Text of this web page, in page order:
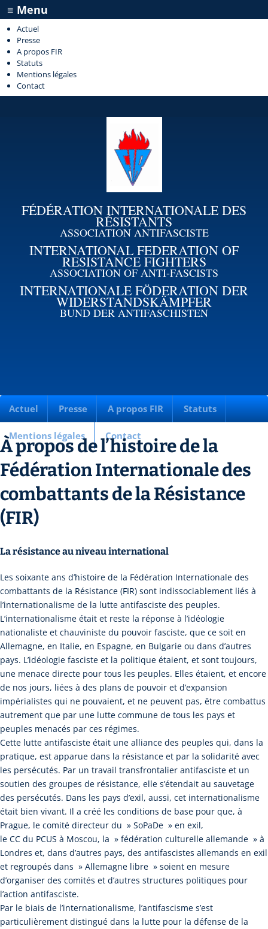
≡ Menu
Actuel
Presse
A propos FIR
Statuts
Mentions légales
Contact
FÉDÉRATION INTERNATIONALE DES
RÉSISTANTS
ASSOCIATION ANTIFASCISTE
INTERNATIONAL FEDERATION OF
RESISTANCE FIGHTERS
ASSOCIATION OF ANTI-FASCISTS
INTERNATIONALE FÖDERATION DER
WIDERSTANDSKÄMPFER
BUND DER ANTIFASCHISTEN
Actuel Presse A propos FIR Statuts
Mentions légales Contact
À propos de l’histoire de la
Fédération Internationale des
combattants de la Résistance
(FIR)
La résistance au niveau international
Les soixante ans d’histoire de la Fédération Internationale des
combattants de la Résistance (FIR) sont indissociablement liés à
l’internationalisme de la lutte antifasciste des peuples.
L’internationalisme était et reste la réponse à l’idéologie
nationaliste et chauviniste du pouvoir fasciste, que ce soit en
Allemagne, en Italie, en Espagne, en Bulgarie ou dans d’autres
pays. L’idéologie fasciste et la politique étaient, et sont toujours,
une menace directe pour tous les peuples. Elles étaient, et encore
de nos jours, liées à des plans de pouvoir et d’expansion
impérialistes qui ne pouvaient, et ne peuvent pas, être combattus
autrement que par une lutte commune de tous les pays et
peuples menacés par ces régimes.
Cette lutte antifasciste était une alliance des peuples qui, dans la
pratique, est apparue dans la résistance et par la solidarité avec
les persécutés. Par un travail transfrontalier antifasciste et un
soutien des groupes de résistance, elle s’étendait au sauvetage
des persécutés. Dans les pays d’exil, aussi, cet internationalisme
était bien vivant. Il a créé les conditions de base pour que, à
Prague, le comité directeur du » SoPaDe » en exil,
le CC du PCUS à Moscou, la » fédération culturelle allemande » à
Londres et, dans d’autres pays, des antifascistes allemands en exil
et regroupés dans » Allemagne libre » soient en mesure
d’organiser des comités et d’autres structures politiques pour
l’action antifasciste.
Par le biais de l’internationalisme, l’antifascisme s’est
particulièrement distingué dans la lutte pour la défense de la